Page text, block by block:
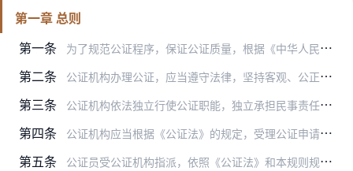
第一章 总则
第一条
为了规范公证程序，保证公证质量，根据《中华人民共和国公证法》（以下简称《公证法》）和有关法律、行政法规的规定，制定本规则。
第二条 公证机构办理公证，应当遵守法律，坚持客观、公正、便民的原则，遵守公证执业规范和执业纪律。
第三条 公证机构依法独立行使公证职能，独立承担民事责任，任何单位、个人不得非法干预，其合法权益不受侵犯。
第四条 公证机构应当根据《公证法》的规定，受理公证申请，办理公证业务，以本公证机构的名义出具公证书。
第五条 公证员受公证机构指派，依照《公证法》和本规则规定的程序办理公证业务，并在出具的公证书上署名。